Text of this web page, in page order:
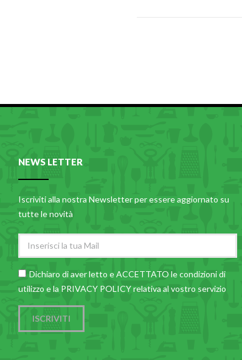
NEWS LETTER
Iscriviti alla nostra Newsletter per essere aggiornato su
tutte le novità
Dichiaro di aver letto e ACCETTATO lecondizioni di
utilizzo e la PRIVACY POLICY relativa al vostro servizio
ISCRIVITI